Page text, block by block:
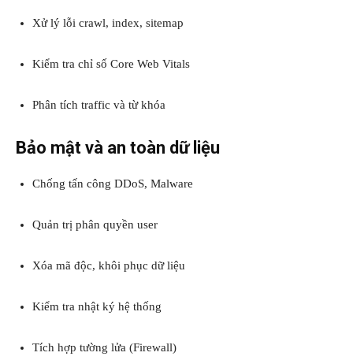
Xử lý lỗi crawl, index, sitemap
Kiểm tra chỉ số Core Web Vitals
Phân tích traffic và từ khóa
Bảo mật và an toàn dữ liệu
Chống tấn công DDoS, Malware
Quản trị phân quyền user
Xóa mã độc, khôi phục dữ liệu
Kiểm tra nhật ký hệ thống
Tích hợp tường lửa (Firewall)